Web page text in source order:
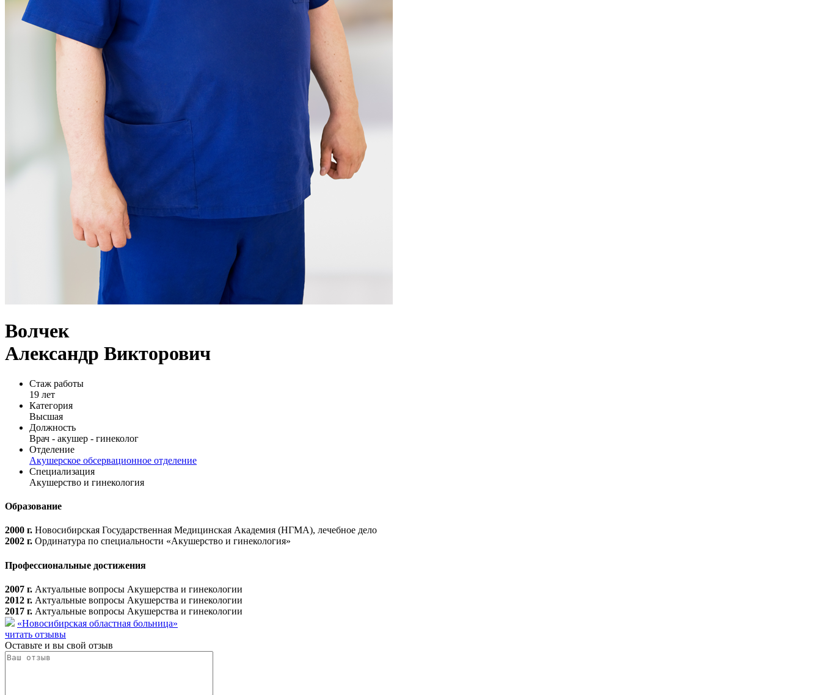
Волчек
Александр Викторович
Стаж работы
19 лет
Категория
Высшая
Должность
Врач - акушер - гинеколог
Отделение
Акушерское обсервационное отделение
Специализация
Акушерство и гинекология
Образование
2000 г. Новосибирская Государственная Медицинская Академия (НГМА), лечебное дело
2002 г. Ординатура по специальности «Акушерство и гинекология»
Профессиональные достижения
2007 г. Актуальные вопросы Акушерства и гинекологии
2012 г. Актуальные вопросы Акушерства и гинекологии
2017 г. Актуальные вопросы Акушерства и гинекологии
«Новосибирская областная больница»
читать отзывы
Оставьте и вы свой отзыв